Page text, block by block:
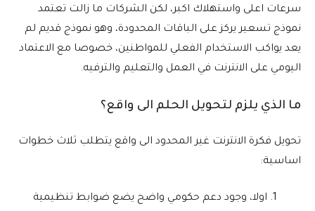
سرعات اعلى واستهلاك اكبر، لكن الشركات ما زالت تعتمد
نموذج تسعير يركز على الباقات المحدودة، وهو نموذج قديم لم
يعد يواكب الاستخدام الفعلي للمواطنين، خصوصا مع الاعتماد
اليومي على الانترنت في العمل والتعليم والترفيه.
ما الذي يلزم لتحويل الحلم الى واقع؟
تحويل فكرة الانترنت غير المحدود الى واقع يتطلب ثلاث خطوات
اساسية:
اولا، وجود دعم حكومي واضح يضع ضوابط تنظيمية